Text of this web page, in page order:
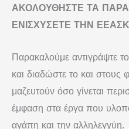
ΑΚΟΛΟΥΘΗΣΤΕ ΤΑ
ΕΝΙΣΧΥΣΕΤΕ ΤΗΝ
Παρακαλούμε αντιγράψτε
και διαδώστε το και στους
μαζευτούν όσο γίνεται
έμφαση στα έργα που
αγάπη και την αλληλεγγύη.